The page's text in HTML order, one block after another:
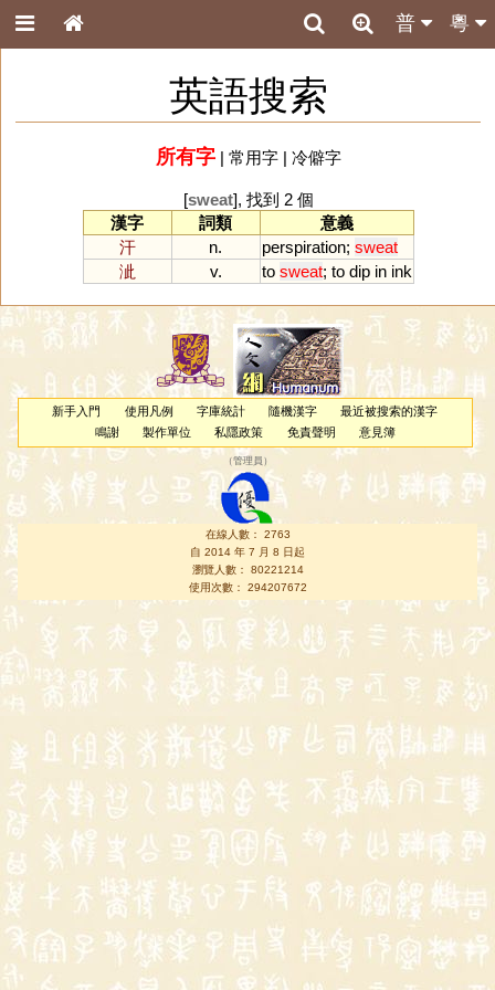
粵
普
英語搜索
所有字| 常用字| 冷僻字
[sweat], 找到 2 個
漢字
詞類
意義
汗
n. perspiration; sweat
泚
v. to sweat; to dip in ink
新手入門 使用凡例 字庫統計 隨機漢字
最近被搜索的漢字
鳴謝
製作單位 私隱政策 免責聲明 意見簿
（管理員 ）
在線人數： 2763
自 2014 年 7 月 8 日起
瀏覽人數： 80221214
使用次數： 294207672